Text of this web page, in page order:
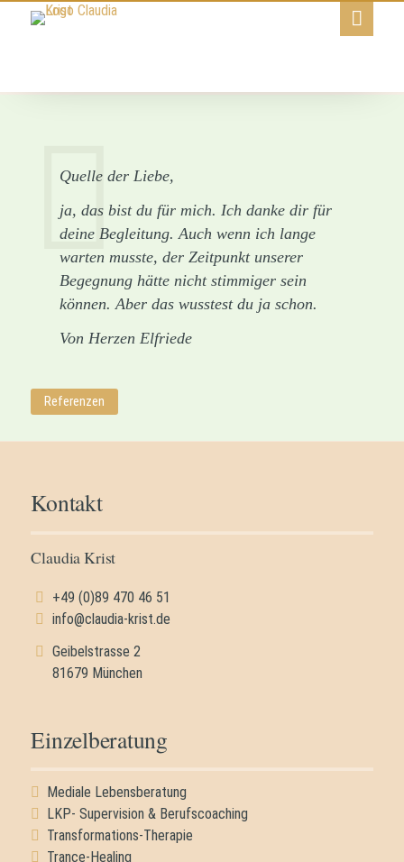
Quelle der Liebe,
ja, das bist du für mich. Ich danke dir für
deine Begleitung. Auch wenn ich lange
warten musste, der Zeitpunkt unserer
Begegnung hätte nicht stimmiger sein
können. Aber das wusstest du ja schon.
Von Herzen Elfriede
Referenzen
Kontakt
Claudia Krist
+49 (0)89 470 46 51
info@claudia-krist.de
Geibelstrasse 2
81679 München
Einzelberatung
Mediale Lebensberatung
LKP- Supervision & Berufscoaching
Transformations-Therapie
Trance-Healing